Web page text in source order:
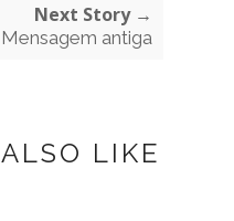
Next Story →
Mensagem antiga
LIKE